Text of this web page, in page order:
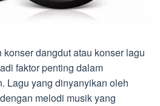
dangdut atau konser lagu
faktor penting dalam
Lagu yang dinyanyikan oleh
melodi musik yang